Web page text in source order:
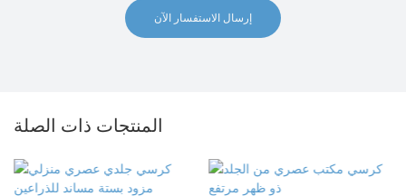
إرسال الاستفسار الآن
المنتجات ذات الصلة